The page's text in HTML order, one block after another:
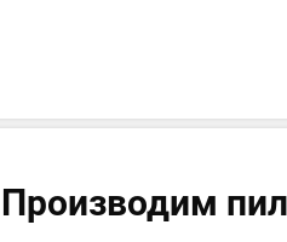
Производим